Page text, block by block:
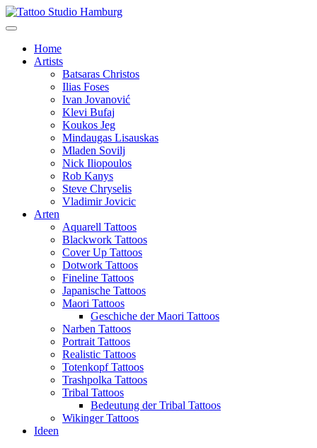
Home
Artists
Batsaras Christos
Ilias Foses
Ivan Jovanović
Klevi Bufaj
Koukos Jeg
Mindaugas Lisauskas
Mladen Sovilj
Nick Iliopoulos
Rob Kanys
Steve Chryselis
Vladimir Jovicic
Arten
Aquarell Tattoos
Blackwork Tattoos
Cover Up Tattoos
Dotwork Tattoos
Fineline Tattoos
Japanische Tattoos
Maori Tattoos
Geschiche der Maori Tattoos
Narben Tattoos
Portrait Tattoos
Realistic Tattoos
Totenkopf Tattoos
Trashpolka Tattoos
Tribal Tattoos
Bedeutung der Tribal Tattoos
Wikinger Tattoos
Ideen